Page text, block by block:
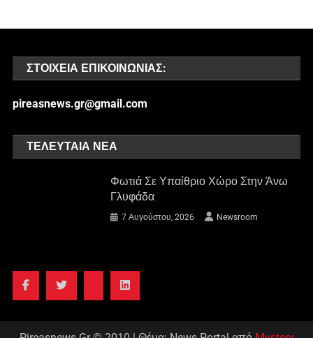
ΣΤΟΙΧΕΊΑ ΕΠΙΚΟΙΝΩΝΊΑΣ:
pireasnews.gr@gmail.com
ΤΕΛΕΥΤΑΊΑ ΝΈΑ
Φωτιά Σε Υπαίθριο Χώρο Στην Άνω
Γλυφάδα
7 Αυγούστου, 2026 Newsroom